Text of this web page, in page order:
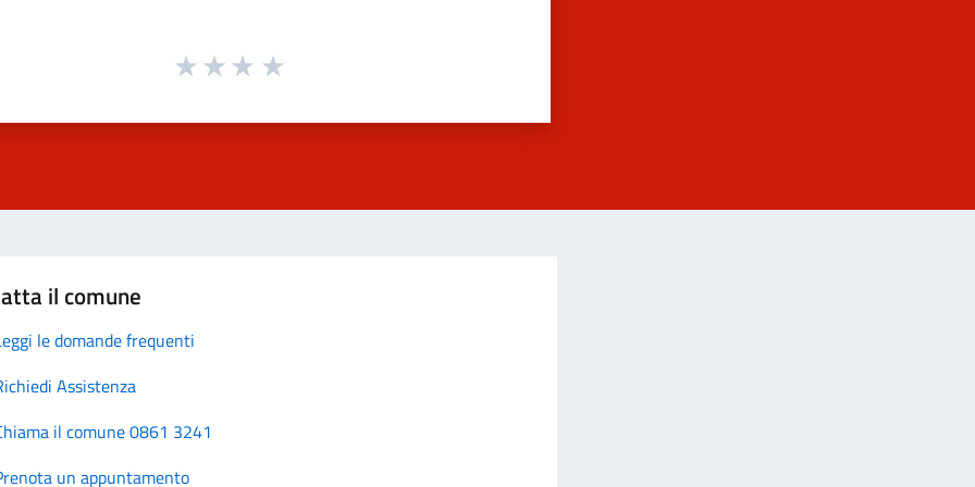
il comune
le domande frequenti
Assistenza
il comune 0861 3241
un appuntamento